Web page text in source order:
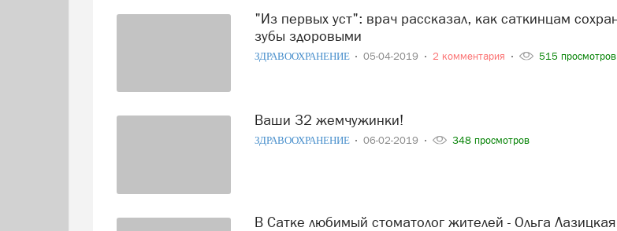
"Из первых уст": врач рассказал, как саткинцам сохранить
зубы здоровыми
ЗДРАВООХРАНЕНИЕ 05-04-2019 2 комментария 515 просмотров
Ваши 32 жемчужинки!
ЗДРАВООХРАНЕНИЕ 06-02-2019 348 просмотров
В Сатке любимый стоматолог жителей - Ольга Лазицкая